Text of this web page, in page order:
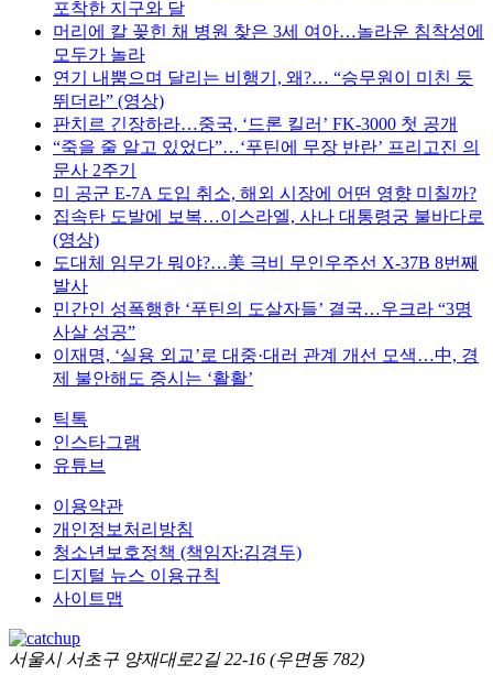
포착한 지구와 달
머리에 칼 꽂힌 채 병원 찾은 3세 여아…놀라운 침착성에
모두가 놀라
연기 내뿜으며 달리는 비행기, 왜?… “승무원이 미친 듯
뛰더라” (영상)
판치르 긴장하라…중국, ‘드론 킬러’ FK-3000 첫 공개
“죽을 줄 알고 있었다”…‘푸틴에 무장 반란’ 프리고진 의
문사 2주기
미 공군 E-7A 도입 취소, 해외 시장에 어떤 영향 미칠까?
집속탄 도발에 보복…이스라엘, 사나 대통령궁 불바다로
(영상)
도대체 임무가 뭐야?…美 극비 무인우주선 X-37B 8번째
발사
민간인 성폭행한 ‘푸틴의 도살자들’ 결국…우크라 “3명
사살 성공”
이재명, ‘실용 외교’로 대중·대러 관계 개선 모색…中, 경
제 불안해도 증시는 ‘활활’
틱톡
인스타그램
유튜브
이용약관
개인정보처리방침
청소년보호정책 (책임자:김경두)
디지털 뉴스 이용규칙
사이트맵
서울시 서초구 양재대로2길 22-16 (우면동 782)